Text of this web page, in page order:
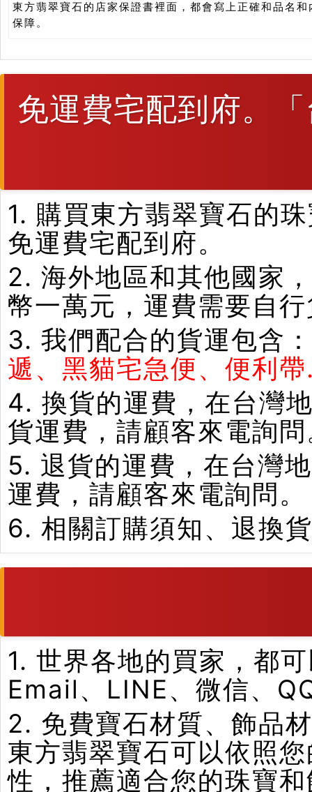
東方翡翠寶石的店家保證書裡面，都會寫上正確和品名
保障。
免運費宅配到府。
1. 購買東方翡翠寶石的
免運費宅配到府。
2. 海外地區和其他國家
幣一萬元，運費需要自
3. 我們配合的貨運包含：
遞、黑貓宅急便、便利
4. 換貨的運費，在台灣
貨運費，請顧客來電詢
5. 退貨的運費，在台灣
運費，請顧客來電詢問。
6. 相關訂購須知、退換
1. 世界各地的買家，都
Email、LINE、微信、
2. 免費寶石材質、飾品
東方翡翠寶石可以依照
性，推薦適合您的珠寶